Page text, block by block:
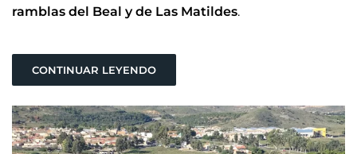
ramblas del Beal y de Las Matildes.
CONTINUAR LEYENDO